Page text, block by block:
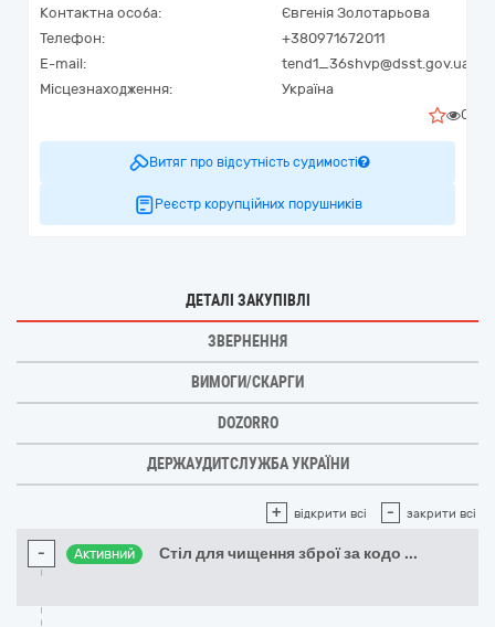
Контактна особа:
Євгенія Золотарьова
Телефон:
+380971672011
E-mail:
tend1_36shvp@dsst.gov.ua
Місцезнаходження:
Україна
0
Витяг про відсутність судимості
Реєстр корупційних порушників
ДЕТАЛІ ЗАКУПІВЛІ
ЗВЕРНЕННЯ
ВИМОГИ/СКАРГИ
DOZORRO
ДЕРЖАУДИТСЛУЖБА УКРАЇНИ
+ відкрити всі - закрити всі
- Активний Стіл для чищення зброї за кодо ...